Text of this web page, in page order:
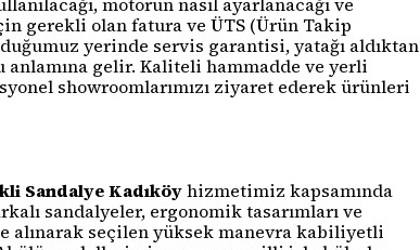
gerekli olan fatura ve ÜTS (Ürün Takip
yerinde servis garantisi, yatağı aldıktan
anlamına gelir. Kaliteli hammadde ve yerli
showroomlarımızı ziyaret ederek ürünleri
Sandalye Kadıköyhizmetimiz kapsamında
sandalyeler, ergonomik tasarımları ve
alınarak seçilen yüksek manevra kabiliyetli